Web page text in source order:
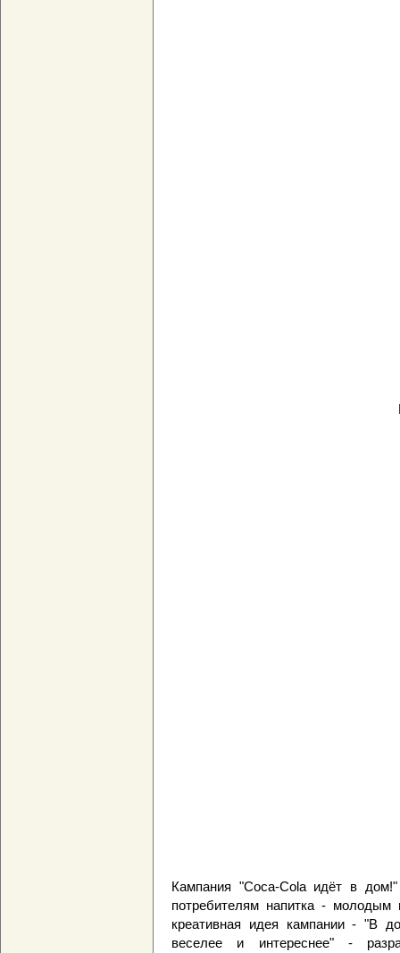
Кампания "Coca-Cola идёт в
потребителям напитка -
креативная идея кампании - "В
веселее и интереснее" -